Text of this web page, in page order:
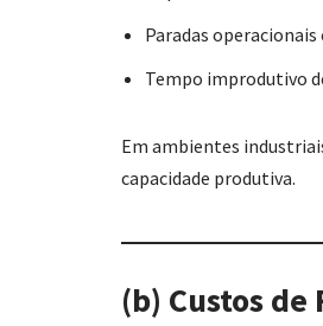
Paradas
Tempo improdutivo
Em ambientes
capacidade produtiva.
(b) Custos de